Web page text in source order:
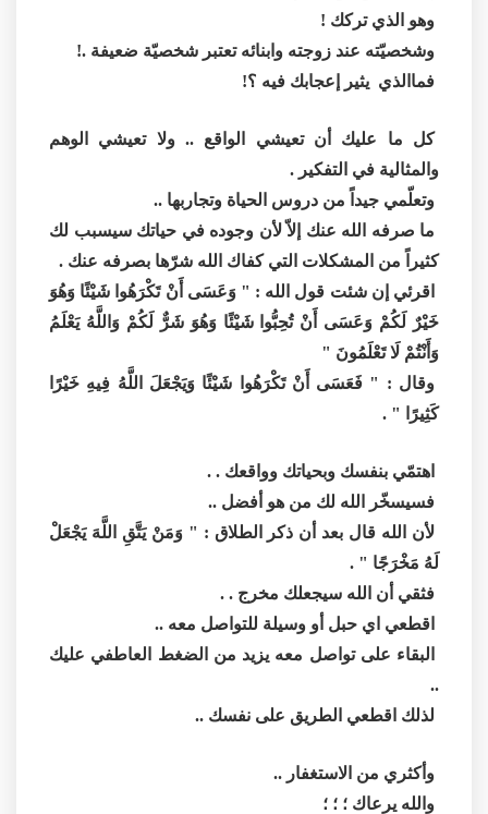
وهو الذي تركك !
وشخصيّته عند زوجته وابنائه تعتبر شخصيّة ضعيفة .!
فماالذي يثير إعجابك فيه ؟!
كل ما عليك أن تعيشي الواقع .. ولا تعيشي الوهم
والمثالية في التفكير .
وتعلّمي جيداً من دروس الحياة وتجاربها ..
ما صرفه الله عنك إلاّ لأن وجوده في حياتك سيسبب لك
كثيراً من المشكلات التي كفاك الله شرّها بصرفه عنك .
اقرئي إن شئت قول الله : " وَعَسَى أَنْ تَكْرَهُوا شَيْئًا وَهُوَ
خَيْرٌ لَكُمْ وَعَسَى أَنْ تُحِبُّوا شَيْئًا وَهُوَ شَرٌّ لَكُمْ وَاللَّهُ يَعْلَمُ
وَأَنْتُمْ لَا تَعْلَمُونَ "
وقال : " فَعَسَى أَنْ تَكْرَهُوا شَيْئًا وَيَجْعَلَ اللَّهُ فِيهِ خَيْرًا
كَثِيرًا " .
اهتمّي بنفسك وبحياتك وواقعك . .
فسيسخّر الله لك من هو أفضل ..
لأن الله قال بعد أن ذكر الطلاق : " وَمَنْ يَتَّقِ اللَّهَ يَجْعَلْ
لَهُ مَخْرَجًا " .
فثقي أن الله سيجعلك مخرج . .
اقطعي اي حبل أو وسيلة للتواصل معه ..
البقاء على تواصل معه يزيد من الضغط العاطفي عليك
..
لذلك اقطعي الطريق على نفسك ..
وأكثري من الاستغفار ..
والله يرعاك ؛ ؛ ؛